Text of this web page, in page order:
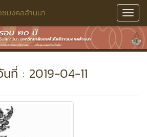
ชมงคลล้านนา
นที่ : 2019-04-11